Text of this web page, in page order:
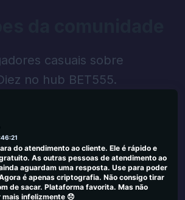
casuais sobre
no hub BET555.
depois de US $ 80 ganhando muito lento
do atendimento ao cliente. Ele é rápido e
As outras pessoas de atendimento ao
aguardam uma resposta. Use para poder
é apenas criptografia. Não consigo tirar
de sacar. Plataforma favorita. Mas não
infelizmente 😞